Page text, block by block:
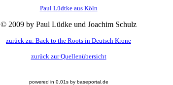
Paul Lüdtke aus Köln
© 2009 by Paul Lüdke und Joachim Schulz
zurück zu: Back to the Roots in Deutsch Krone
zurück zur Quellenübersicht
powered in 0.01s by baseportal.de